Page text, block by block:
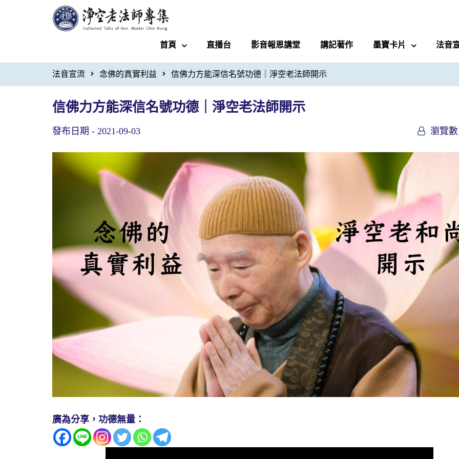
首頁 直播台 影音報恩講堂 講記著作 墨寶卡片 法音
法音宣流 念佛的真實利益 信佛力方能深信名號功德｜淨空老法師開示
信佛力方能深信名號功德｜淨空老法師開示
發布日期 - 2021-09-03 瀏覽數
廣為分享，功德無量：